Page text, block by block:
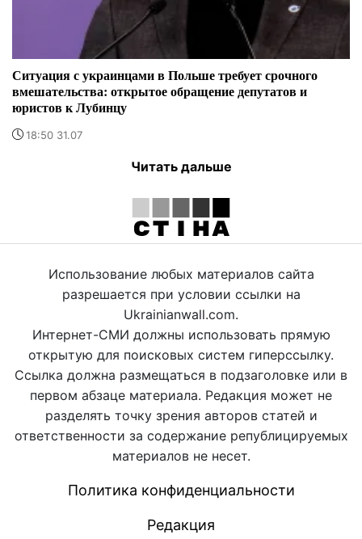
Ситуация с украинцами в Польше требует срочного
вмешательства: открытое обращение депутатов и
юристов к Лубинцу
18:50 31.07
Читать дальше
Использование любых материалов сайта
разрешается при условии ссылки на
Ukrainianwall.com.
Интернет-СМИ должны использовать прямую
открытую для поисковых систем гиперссылку.
Ссылка должна размещаться в подзаголовке или в
первом абзаце материала. Редакция может не
разделять точку зрения авторов статей и
ответственности за содержание републицируемых
материалов не несет.
Политика конфиденциальности
Редакция